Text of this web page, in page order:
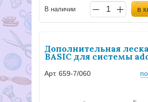
В наличии в
Дополнительная
BASIC для системы
Арт. 659-7/060